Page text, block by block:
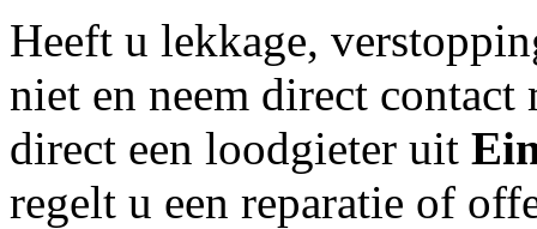
Heeft u lekkage,
niet en neem direct
direct een loodgieter uit
regelt u een reparatie of